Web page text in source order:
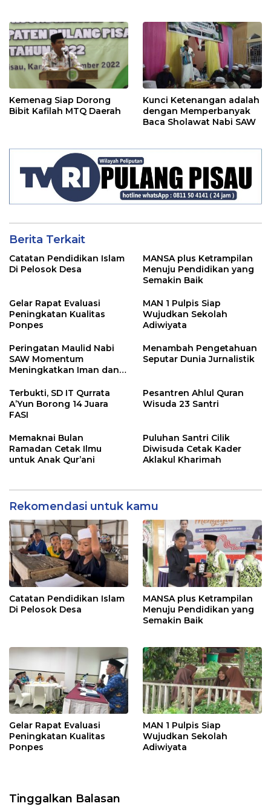
Kemenag Siap Dorong
Bibit Kafilah MTQ Daerah
Kunci Ketenangan adalah
dengan Memperbanyak
Baca Sholawat Nabi SAW
Berita Terkait
Catatan Pendidikan Islam
Di Pelosok Desa
MANSA plus Ketrampilan
Menuju Pendidikan yang
Semakin Baik
Gelar Rapat Evaluasi
Peningkatan Kualitas
Ponpes
MAN 1 Pulpis Siap
Wujudkan Sekolah
Adiwiyata
Peringatan Maulid Nabi
SAW Momentum
Meningkatkan Iman dan
Menambah Pengetahuan
Seputar Dunia Jurnalistik
Terbukti, SD IT Qurrata
A’Yun Borong 14 Juara
FASI
Pesantren Ahlul Quran
Wisuda 23 Santri
Memaknai Bulan
Ramadan Cetak Ilmu
untuk Anak Qur’ani
Puluhan Santri Cilik
Diwisuda Cetak Kader
Aklakul Kharimah
Rekomendasi untuk kamu
Catatan Pendidikan Islam
Di Pelosok Desa
MANSA plus Ketrampilan
Menuju Pendidikan yang
Semakin Baik
Gelar Rapat Evaluasi
Peningkatan Kualitas
Ponpes
MAN 1 Pulpis Siap
Wujudkan Sekolah
Adiwiyata
Tinggalkan Balasan